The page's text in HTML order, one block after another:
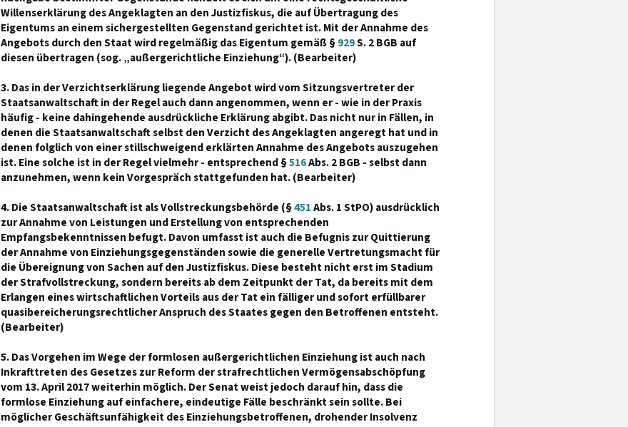
Willenserklärung des Angeklagten an den Justizfiskus, die auf Übertragung des
Eigentums an einem sichergestellten Gegenstand gerichtet ist. Mit der Annahme des
Angebots durch den Staat wird regelmäßig das Eigentum gemäß §929S. 2 BGB auf
diesen übertragen (sog. „außergerichtliche Einziehung“). (Bearbeiter)
3. Das in der Verzichtserklärung liegende Angebot wird vom Sitzungsvertreter der
Staatsanwaltschaft in der Regel auch dann angenommen, wenn er - wie in der Praxis
häufig - keine dahingehende ausdrückliche Erklärung abgibt. Das nicht nur in Fällen, in
denen die Staatsanwaltschaft selbst den Verzicht des Angeklagten angeregt hat und in
denen folglich von einer stillschweigend erklärten Annahme des Angebots auszugehen
ist. Eine solche ist in der Regel vielmehr - entsprechend §516Abs. 2 BGB - selbst dann
anzunehmen, wenn kein Vorgespräch stattgefunden hat. (Bearbeiter)
4. Die Staatsanwaltschaft ist als Vollstreckungsbehörde (§451Abs. 1 StPO) ausdrücklich
zur Annahme von Leistungen und Erstellung von entsprechenden
Empfangsbekenntnissen befugt. Davon umfasst ist auch die Befugnis zur Quittierung
der Annahme von Einziehungsgegenständen sowie die generelle Vertretungsmacht für
die Übereignung von Sachen auf den Justizfiskus. Diese besteht nicht erst im Stadium
der Strafvollstreckung, sondern bereits ab dem Zeitpunkt der Tat, da bereits mit dem
Erlangen eines wirtschaftlichen Vorteils aus der Tat ein fälliger und sofort erfüllbarer
quasibereicherungsrechtlicher Anspruch des Staates gegen den Betroffenen entsteht.
(Bearbeiter)
5. Das Vorgehen im Wege der formlosen außergerichtlichen Einziehung ist auch nach
Inkrafttreten des Gesetzes zur Reform der strafrechtlichen Vermögensabschöpfung
vom 13. April 2017 weiterhin möglich. Der Senat weist jedoch darauf hin, dass die
formlose Einziehung auf einfachere, eindeutige Fälle beschränkt sein sollte. Bei
möglicher Geschäftsunfähigkeit des Einziehungsbetroffenen, drohender Insolvenz